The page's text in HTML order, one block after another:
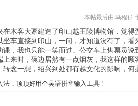
本帖最后由 乌程仔
在木客大冢建造了印山越王陵博物馆，觉
坐车直接到印山，一问，才知道没有了，
课，我也只能一笑而过。公交车上售票员
上来时，碗边居然有一点烟灰，我这样的
转念一想，绍兴到处都有越文化的影响，
法，顶顶好用个吴语拼音输入工具！